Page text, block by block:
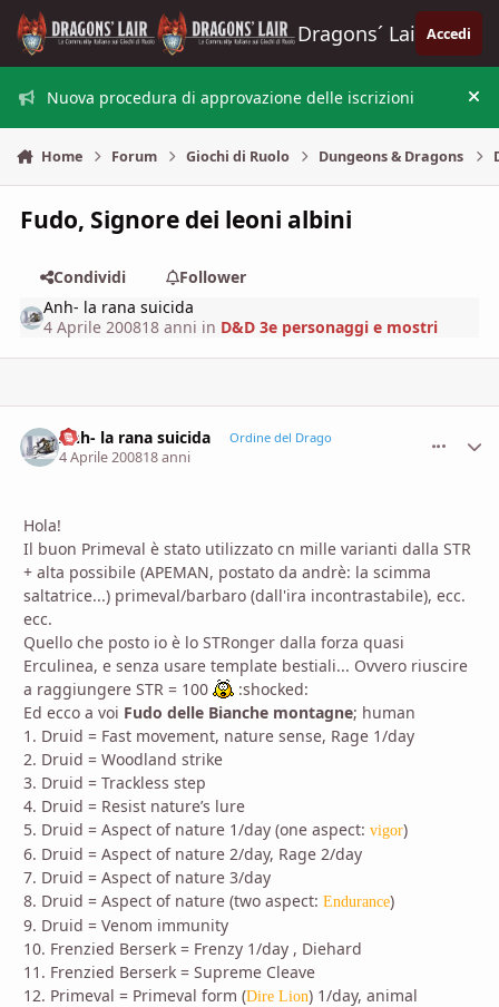
Vai al contenuto
Dragons´ Lair Accedi
Nuova procedura di approvazione delle iscrizioni
Home Forum Giochi di Ruolo Dungeons & Dragons
Fudo, Signore dei leoni albini
Condividi
Follower
Anh- la rana suicida
4 Aprile 200818 anni in D&D 3e personaggi e mostri
Anh- la rana suicida Ordine del Drago
4 Aprile 200818 anni
Hola!
Il buon Primeval è stato utilizzato cn mille varianti dalla STR
+ alta possibile (APEMAN, postato da andrè: la scimma
saltatrice...) primeval/barbaro (dall'ira incontrastabile), ecc.
ecc.
Quello che posto io è lo STRonger dalla forza quasi
Erculinea, e senza usare template bestiali... Ovvero riuscire
a raggiungere STR = 100
:shocked:
Ed ecco a voi Fudo delle Bianche montagne; human
1. Druid = Fast movement, nature sense, Rage 1/day
2. Druid = Woodland strike
3. Druid = Trackless step
4. Druid = Resist nature’s lure
5. Druid = Aspect of nature 1/day (one aspect: vigor)
6. Druid = Aspect of nature 2/day, Rage 2/day
7. Druid = Aspect of nature 3/day
8. Druid = Aspect of nature (two aspect: Endurance)
9. Druid = Venom immunity
10. Frenzied Berserk = Frenzy 1/day , Diehard
11. Frenzied Berserk = Supreme Cleave
12. Primeval = Primeval form (Dire Lion) 1/day, animal